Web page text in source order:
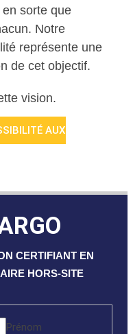
sorte que
Notre
représente une
de cet objectif.
vision.
AUX
CERTIFIANT EN
HORS-SITE
Prénom